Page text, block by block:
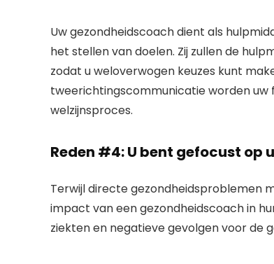
Uw gezondheidscoach dient als
het stellen van doelen. Zij zullen de
zodat u weloverwogen keuzes kunt
tweerichtingscommunicatie worden
welzijnsproces.
Reden #4: U bent gefocust op
Terwijl directe gezondheidsproblemen
impact van een gezondheidscoach in
ziekten en negatieve gevolgen voor de